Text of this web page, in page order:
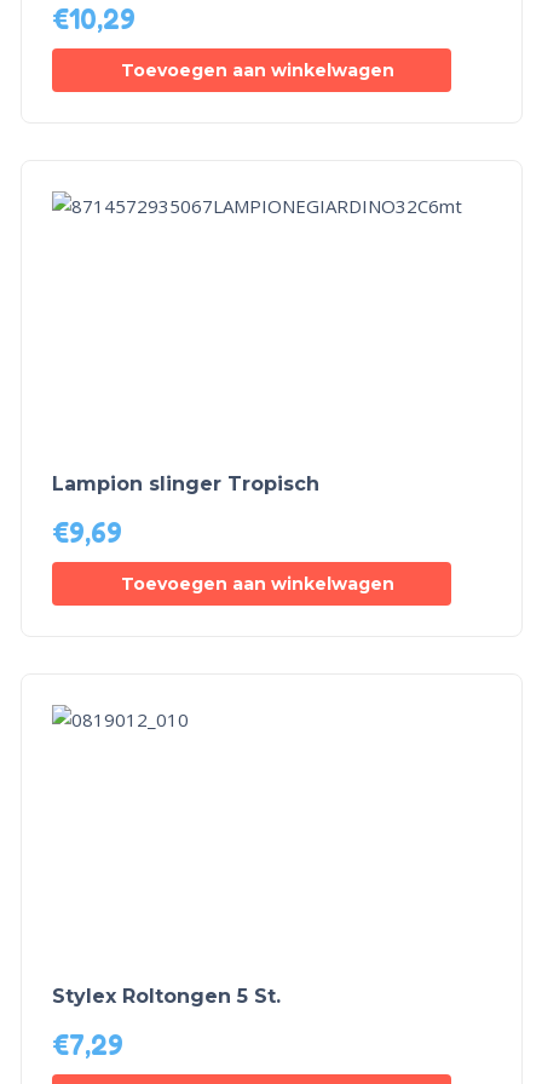
€10,29
Toevoegen aan winkelwagen
Lampion slinger Tropisch
€9,69
Toevoegen aan winkelwagen
Stylex Roltongen 5 St.
€7,29